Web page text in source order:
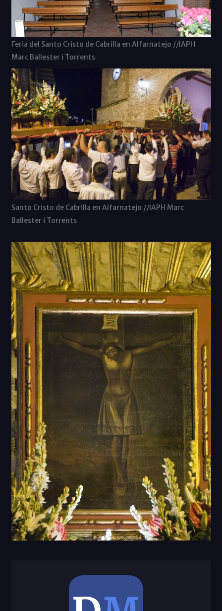
Feria del Santo Cristo de Cabrilla en Alfarnatejo //IAPH
Marc Ballester i Torrents
Santo Cristo de Cabrilla en Alfarnatejo //IAPH Marc
Ballester i Torrents